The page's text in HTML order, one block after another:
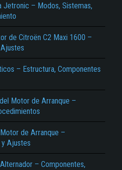
Jetronic – Modos, Sistemas,
de Citroën C2 Maxi 1600 –
– Estructura, Componentes
Motor de Arranque –
de Arranque –
y Ajustes
– Componentes,